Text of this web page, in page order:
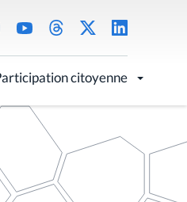
citoyenne